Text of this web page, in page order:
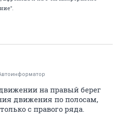
на правый берег
движения по полосам,
с правого ряда.